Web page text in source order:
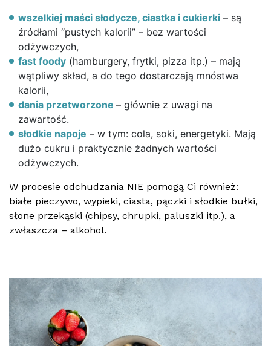
wszelkiej maści słodycze, ciastka i cukierki – są
źródłami “pustych kalorii” – bez wartości
odżywczych,
fast foody (hamburgery, frytki, pizza itp.) – mają
wątpliwy skład, a do tego dostarczają mnóstwa
kalorii,
dania przetworzone – głównie z uwagi na
zawartość.
słodkie napoje – w tym: cola, soki, energetyki. Mają
dużo cukru i praktycznie żadnych wartości
odżywczych.
W procesie odchudzania NIE pomogą Ci również:
białe pieczywo, wypieki, ciasta, pączki i słodkie bułki,
słone przekąski (chipsy, chrupki, paluszki itp.), a
zwłaszcza – alkohol.